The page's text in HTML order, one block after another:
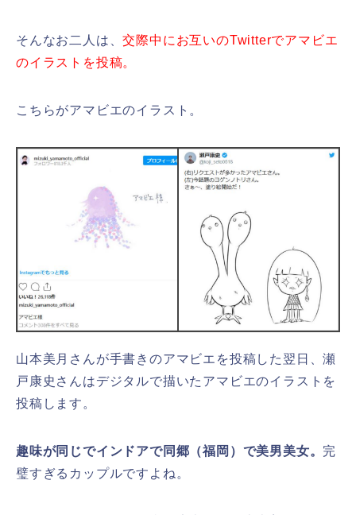
そんなお二人は、交際中にお互いのTwitterでアマビエ
のイラストを投稿。
こちらがアマビエのイラスト。
山本美月さんが手書きのアマビエを投稿した翌日、瀬
戸康史さんはデジタルで描いたアマビエのイラストを
投稿します。
趣味が同じでインドアで同郷（福岡）で美男美女。 完
璧すぎるカップルですよね。